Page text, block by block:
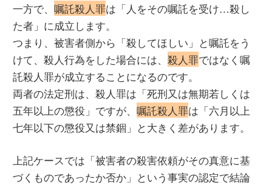
一方で、嘱託殺人罪は「人をその嘱託を受け…殺し
た者」に成立します。
つまり、被害者側から「殺してほしい」と嘱託をう
けて、殺人行為をした場合には、殺人罪ではなく嘱
託殺人罪が成立することになるのです。
両者の法定刑は、殺人罪は「死刑又は無期若しくは
五年以上の懲役」ですが、嘱託殺人罪は「六月以上
七年以下の懲役又は禁錮」と大きく差があります。
上記ケースでは「被害者の殺害依頼がその真意に基
づくものであったか否か」という事実の認定で結論